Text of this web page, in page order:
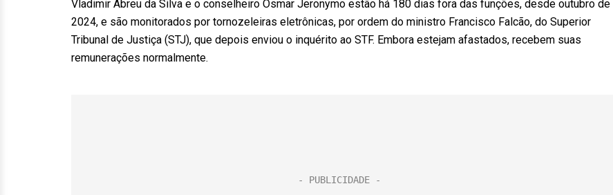
Vladimir Abreu da Silva e o conselheiro Osmar Jeronymo estão há 180 dias fora das funções, desde outubro de
2024, e são monitorados por tornozeleiras eletrônicas, por ordem do ministro Francisco Falcão, do Superior
Tribunal de Justiça (STJ), que depois enviou o inquérito ao STF. Embora estejam afastados, recebem suas
remunerações normalmente.